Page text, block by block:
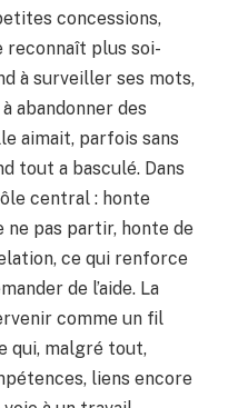
concessions,
reconnaît plus soi-
à surveiller ses mots,
abandonner des
aimait, parfois sans
tout a basculé. Dans
central : honte
ne pas partir, honte de
ce qui renforce
de l’aide. La
comme un fil
qui, malgré tout,
liens encore